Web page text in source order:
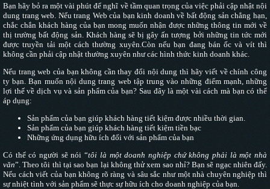
Bạn hãy bỏ ra một vài phút để nghĩ về tầm quan trọng của việc phải cập nhật nội
dung trang web. Nếu trang Web của bạn kinh doanh về bất động sản chẳng hạn,
chắc chắn khách hàng của bạn mong muốn nhận được những thông tin mới về
thị trường bất động sản. Khách hàng sẽ bị gây ấn tượng bởi những tin tức mới
được truyền tải một cách thường xuyên.Còn nếu bạn đang bán ốc và vít thì
không cần phải cập nhật thường xuyên như các hình thức kinh doanh khác.
Nếu trang web của bạn không cần thay đổi nội dung thì hãy viết về chính công
ty bạn. Bạn muốn nội dung trang web tập trung vào những điểm mạnh, những
lợi thế về dịch vụ và sản phẩm của bạn? Sau đây là một vài cách mà bạn có thể
áp dụng:
Sản phẩm của bạn giúp khách hàng tiết kiệm được nhiều thời gian.
Sản phẩm của bạn giúp khách hàng tiết kiệm tiền bạc
Những ứng dụng hữu ích đối với sản phẩm của bạn
Có thể có người sẽ nói “tôi là một doanh nghiệp chứ không phải là một nhà
văn”. Theo tôi thì tại sao bạn lại không thử xem sao nhỉ? Bạn sẽ ngạc nhiên đấy.
Nếu cách viết của bạn không rõ ràng và sâu sắc như một nhà chuyên nghiệp thì
sự nhiệt tình với sản phẩm sẽ thực sự hữu ích cho doanh nghiệp của bạn.